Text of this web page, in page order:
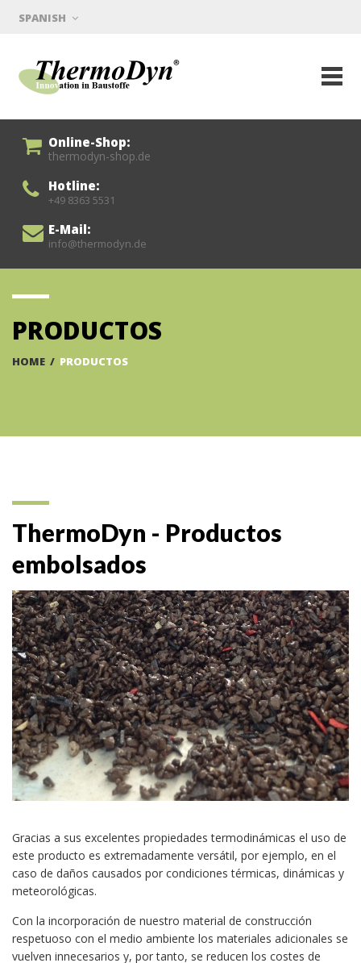
SPANISH
Online-Shop:
thermodyn-shop.de
Hotline:
+49 8363 5531
E-Mail:
info@thermodyn.de
PRODUCTOS
HOME / PRODUCTOS
ThermoDyn - Productos
embolsados
Gracias a sus excelentes propiedades termodinámicas el uso de
este producto es extremadamente versátil, por ejemplo, en el
caso de daños causados por condiciones térmicas, dinámicas y
meteorológicas.
Con la incorporación de nuestro material de construcción
respetuoso con el medio ambiente los materiales adicionales se
vuelven innecesarios y, por tanto, se reducen los costes de